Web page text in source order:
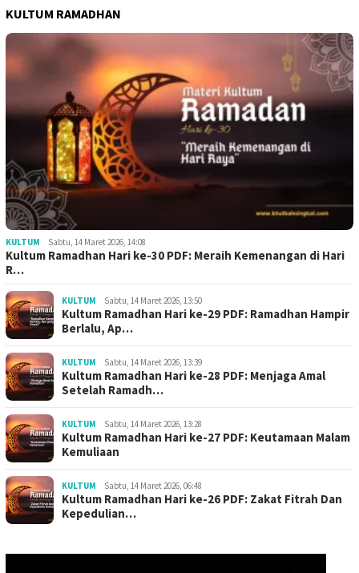
KULTUM RAMADHAN
KULTUM Sabtu, 14 Maret 2026, 14:08
Kultum Ramadhan Hari ke-30 PDF: Meraih Kemenangan di Hari
R…
KULTUM Sabtu, 14 Maret 2026, 13:50
Kultum Ramadhan Hari ke-29 PDF: Ramadhan Hampir
Berlalu, Ap…
KULTUM Sabtu, 14 Maret 2026, 13:39
Kultum Ramadhan Hari ke-28 PDF: Menjaga Amal
Setelah Ramadh…
KULTUM Sabtu, 14 Maret 2026, 13:28
Kultum Ramadhan Hari ke-27 PDF: Keutamaan Malam
Kemuliaan
KULTUM Sabtu, 14 Maret 2026, 06:48
Kultum Ramadhan Hari ke-26 PDF: Zakat Fitrah Dan
Kepedulian…